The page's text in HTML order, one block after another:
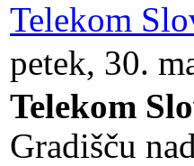
Telekom
petek, 30.
Telekom
Gradišču